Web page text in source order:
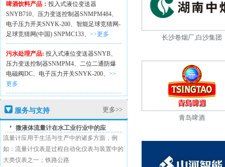
啤酒饮料产品： 投入式液位变送器
SNYB710、 压力变送控制器SNMPM484、
电子压力开关SNYK-200、 智能足球竞猜网-
足球竞猜网(中国) SNPMC133、 >>更多
污水处理产品: 投入式液位变送器SNYB、
压力变送控制器SNMPM4、 二位二通防爆
电磁阀DC、 电子压力开关SNYK-200、 >>
更多
服务与支持 更多>>
微液体流量计在水工业行业中的应
流量计应用于生活与生产中的诸多方面，例
如：流量计仪表是过程自动化仪表与装置中的
大类仪表之一；铁路公路
长沙卷烟厂,白沙集团
青岛啤酒